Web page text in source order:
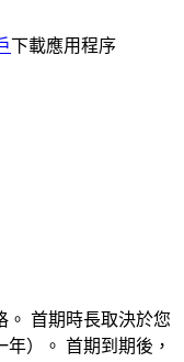
下載應用程序
。 首期時長取決於您
）。 首期到期後，